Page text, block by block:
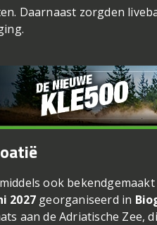
Daarnaast zorgden
ook
2027 georganiseerd in
aan de Adriatische Zee,